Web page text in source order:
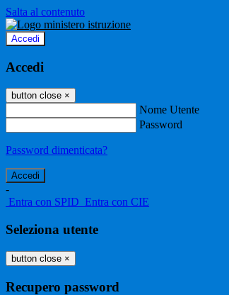
Salta al contenuto
Accedi
Accedi
button close ×
Nome Utente
Password
Password dimenticata?
-
Entra con SPID Entra con CIE
Seleziona utente
button close ×
Recupero password